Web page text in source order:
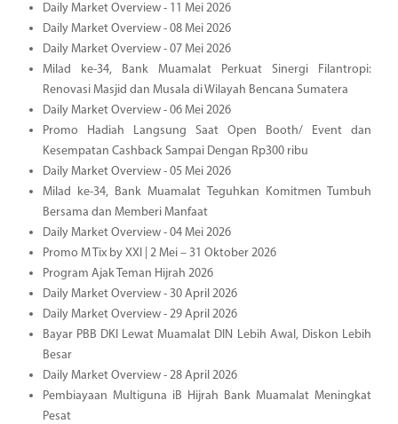
Daily Market Overview - 11 Mei 2026
Daily Market Overview - 08 Mei 2026
Daily Market Overview - 07 Mei 2026
Milad ke-34, Bank Muamalat Perkuat Sinergi Filantropi:
Renovasi Masjid dan Musala di Wilayah Bencana Sumatera
Daily Market Overview - 06 Mei 2026
Promo Hadiah Langsung Saat Open Booth/ Event dan
Kesempatan Cashback Sampai Dengan Rp300 ribu
Daily Market Overview - 05 Mei 2026
Milad ke-34, Bank Muamalat Teguhkan Komitmen Tumbuh
Bersama dan Memberi Manfaat
Daily Market Overview - 04 Mei 2026
Promo M Tix by XXI | 2 Mei – 31 Oktober 2026
Program Ajak Teman Hijrah 2026
Daily Market Overview - 30 April 2026
Daily Market Overview - 29 April 2026
Bayar PBB DKI Lewat Muamalat DIN Lebih Awal, Diskon Lebih
Besar
Daily Market Overview - 28 April 2026
Pembiayaan Multiguna iB Hijrah Bank Muamalat Meningkat
Pesat